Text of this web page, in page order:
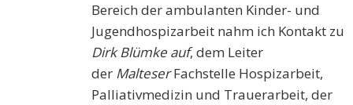
Bereich der ambulanten Kinder- und
Jugendhospizarbeit nahm ich Kontakt zu
Dirk Blümke auf, dem Leiter
der MalteserFachstelle Hospizarbeit,
Palliativmedizin und Trauerarbeit, der